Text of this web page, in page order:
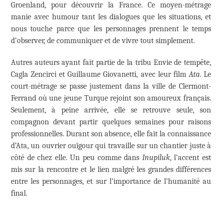
Groenland, pour découvrir la France. Ce moyen-métrage
manie avec humour tant les dialogues que les situations, et
nous touche parce que les personnages prennent le temps
d’observer, de communiquer et de vivre tout simplement.
Autres auteurs ayant fait partie de la tribu Envie de tempête,
Cagla Zencirci et Guillaume Giovanetti, avec leur filmAta. Le
court-métrage se passe justement dans la ville de Clermont-
Ferrand où une jeune Turque rejoint son amoureux français.
Seulement, à peine arrivée, elle se retrouve seule, son
compagnon devant partir quelques semaines pour raisons
professionnelles. Durant son absence, elle fait la connaissance
d’Ata, un ouvrier ouïgour qui travaille sur un chantier juste à
côté de chez elle. Un peu comme dans Inupiluk, l’accent est
mis sur la rencontre et le lien malgré les grandes différences
entre les personnages, et sur l’importance de l’humanité au
final.